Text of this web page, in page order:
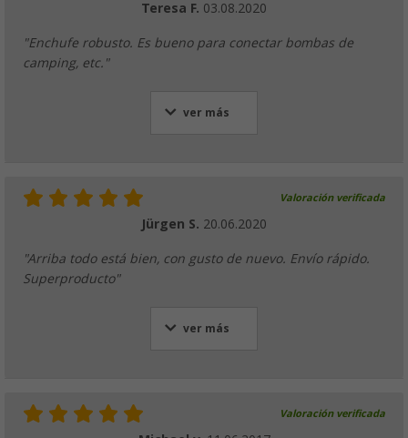
Teresa F. 03.08.2020
"Enchufe robusto. Es bueno para conectar bombas de
camping, etc."
ver más
Valoración verificada
Jürgen S. 20.06.2020
"Arriba todo está bien, con gusto de nuevo. Envío rápido.
Superproducto"
ver más
Valoración verificada